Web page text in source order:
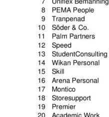
Omsättningsstatistik
Webbutik
Mina sidor
Bli medlem